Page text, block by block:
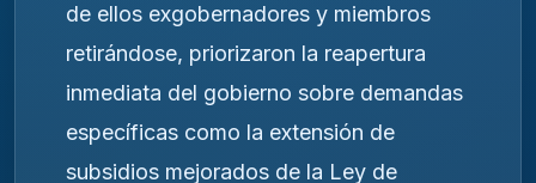
de ellos exgobernadores y miembros
retirándose, priorizaron la reapertura
inmediata del gobierno sobre demandas
específicas como la extensión de
subsidios mejorados de la Ley de